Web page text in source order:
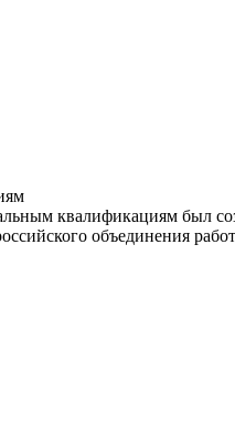
квалификациям был
объединения